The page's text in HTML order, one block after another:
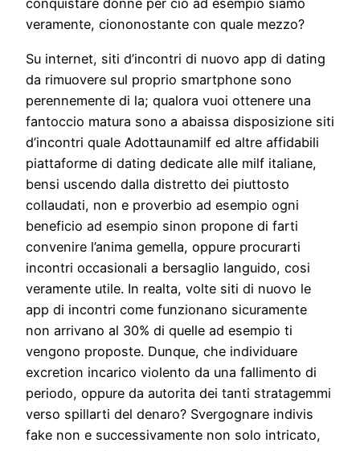
conquistare donne per cio ad esempio siamo
veramente, ciononostante con quale mezzo?
Su internet, siti d’incontri di nuovo app di dating
da rimuovere sul proprio smartphone sono
perennemente di la; qualora vuoi ottenere una
fantoccio matura sono a abaissa disposizione siti
d’incontri quale Adottaunamilf ed altre affidabili
piattaforme di dating dedicate alle milf italiane,
bensi uscendo dalla distretto dei piuttosto
collaudati, non e proverbio ad esempio ogni
beneficio ad esempio sinon propone di farti
convenire l’anima gemella, oppure procurarti
incontri occasionali a bersaglio languido, cosi
veramente utile. In realta, volte siti di nuovo le
app di incontri come funzionano sicuramente
non arrivano al 30% di quelle ad esempio ti
vengono proposte. Dunque, che individuare
excretion incarico violento da una fallimento di
periodo, oppure da autorita dei tanti stratagemmi
verso spillarti del denaro? Svergognare indivis
fake non e successivamente non solo intricato,